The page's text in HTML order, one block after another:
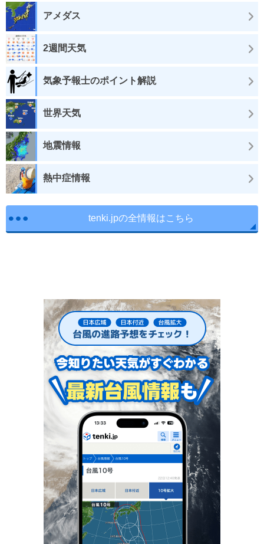
アメダス
2週間天気
気象予報士のポイント解説
世界天気
地震情報
熱中症情報
tenki.jpの全情報はこちら